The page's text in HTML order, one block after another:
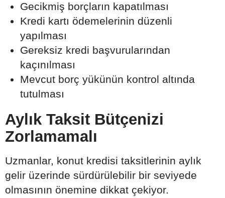
Gecikmiş borçların kapatılması
Kredi kartı ödemelerinin düzenli
yapılması
Gereksiz kredi başvurularından
kaçınılması
Mevcut borç yükünün kontrol altında
tutulması
Aylık Taksit Bütçenizi
Zorlamamalı
Uzmanlar, konut kredisi taksitlerinin aylık
gelir üzerinde sürdürülebilir bir seviyede
olmasının önemine dikkat çekiyor.